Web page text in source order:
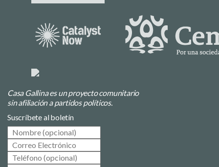
Casa Gallina es un proyecto comunitario
sin afiliación a partidos políticos.
Suscríbete al boletín